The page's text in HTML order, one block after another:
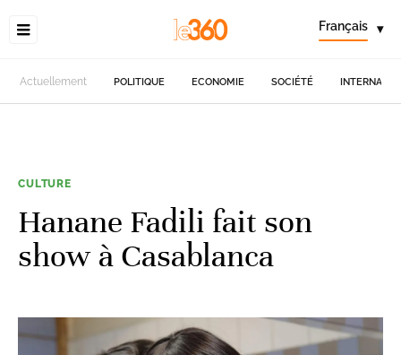
Français ▾
Actuellement POLITIQUE ECONOMIE SOCIÉTÉ
CULTURE
Hanane Fadili fait son
show à Casablanca